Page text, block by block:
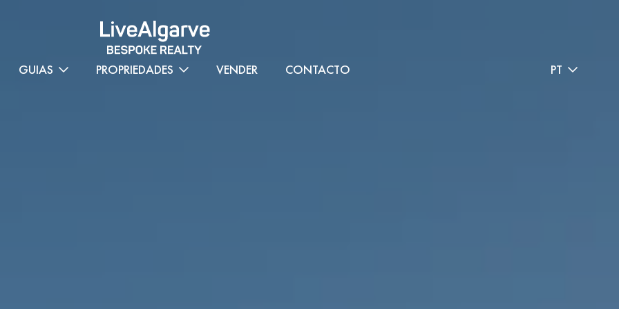
GUIAS PROPRIEDADES VENDER CONTACTO PT